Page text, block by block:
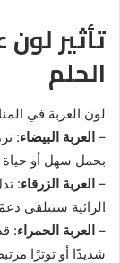
تأثير
الحلم
لون العربة في
– العربة البيضاء:
بحمل سهل أو حياة
– العربة الزرقاء:
الرائية ستتلقى
– العربة الحمراء:
شديدًا أو توترًا